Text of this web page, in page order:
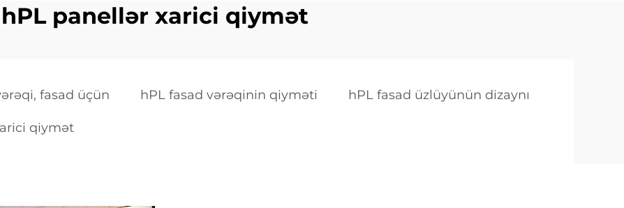
hPL panellər xarici qiymət
fasad üçün hPL fasad vərəqinin qiyməti hPL fasad üzlüyünün dizaynı
qiymət